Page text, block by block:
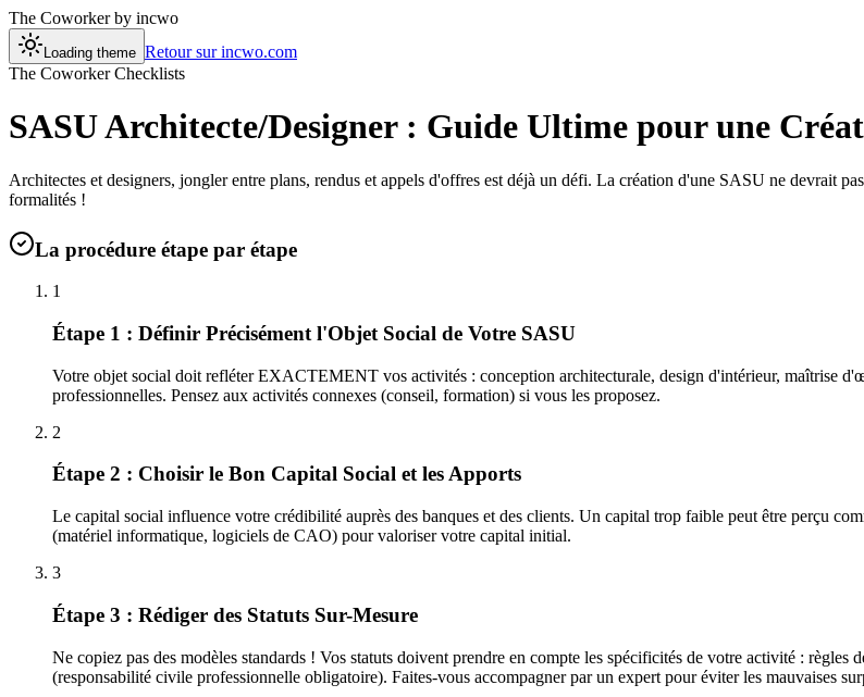
The Coworkerby incwo
Loading theme Retour sur incwo.com
The Coworker Checklists
SASU Architecte/Designer : Guide Ultime pour une
Architectes et designers, jongler entre plans, rendus et appels d'offres est déjà un défi. La création d'une SASU ne devrait
formalités !
La procédure étape par étape
1
Étape 1 : Définir Précisément l'Objet Social de Votre SASU
Votre objet social doit refléter EXACTEMENT vos activités : conception architecturale, design d'intérieur, maîtrise
professionnelles. Pensez aux activités connexes (conseil, formation) si vous les proposez.
2
Étape 2 : Choisir le Bon Capital Social et les Apports
Le capital social influence votre crédibilité auprès des banques et des clients. Un capital trop faible peut être perçu
(matériel informatique, logiciels de CAO) pour valoriser votre capital initial.
3
Étape 3 : Rédiger des Statuts Sur-Mesure
Ne copiez pas des modèles standards ! Vos statuts doivent prendre en compte les spécificités de votre activité :
(responsabilité civile professionnelle obligatoire). Faites-vous accompagner par un expert pour éviter les mauvaises